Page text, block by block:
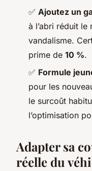
✅ Ajoutez un
à l’abri réduit
vandalisme.
prime de 10 %.
✅ Formule
pour les
le surcoût
l’optimisation
Adapter sa
réelle du